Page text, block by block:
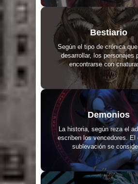
Bestiario
Según el tipo de crónica
desarrollar, los personajes
encontrarse con
Demonios
La historia, según reza el
escriben los vencedores. El
sublevación se